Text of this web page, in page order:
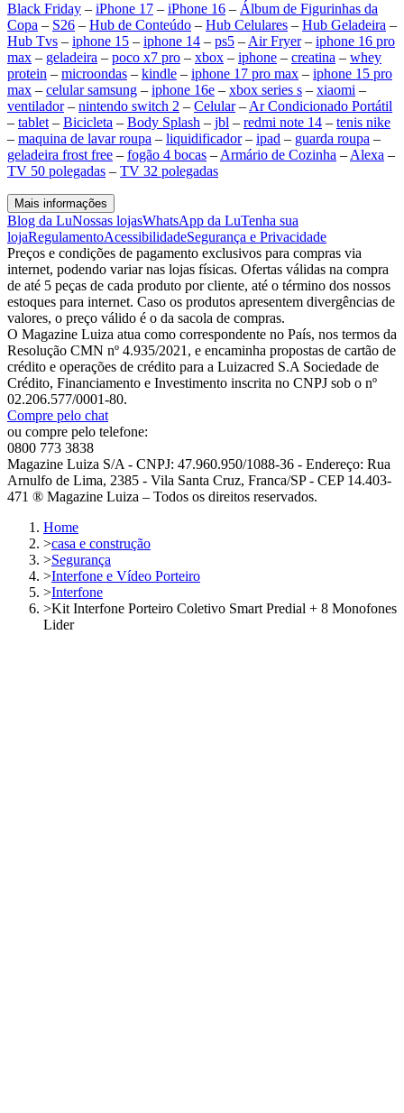
Black Friday – iPhone 17 – iPhone 16 – Álbum de Figurinhas da
Copa – S26 – Hub de Conteúdo – Hub Celulares – Hub Geladeira –
Hub Tvs – iphone 15 – iphone 14 – ps5 – Air Fryer– iphone 16 pro
max – geladeira – poco x7 pro – xbox – iphone – creatina – whey
protein – microondas – kindle – iphone 17 pro max – iphone 15 pro
max – celular samsung – iphone 16e – xbox series s – xiaomi –
ventilador– nintendo switch 2 – Celular– Ar Condicionado Portátil
– tablet – Bicicleta – Body Splash – jbl – redmi note 14 – tenis nike
– maquina de lavar roupa – liquidificador– ipad – guarda roupa –
geladeira frost free – fogão 4 bocas – Armário de Cozinha – Alexa –
TV 50 polegadas – TV 32 polegadas
Mais informações
Blog da LuNossas lojasWhatsApp da LuTenha sua
lojaRegulamentoAcessibilidadeSegurança e Privacidade
Preços e condições de pagamento exclusivos para compras via
internet, podendo variar nas lojas físicas. Ofertas válidas na compra
de até 5 peças de cada produto por cliente, até o término dos nossos
estoques para internet. Caso os produtos apresentem divergências de
valores, o preço válido é o da sacola de compras.
O Magazine Luiza atua como correspondente no País, nos termos da
Resolução CMN nº 4.935/2021, e encaminha propostas de cartão de
crédito e operações de crédito para a Luizacred S.A Sociedade de
Crédito, Financiamento e Investimento inscrita no CNPJ sob o nº
02.206.577/0001-80.
Compre pelo chat
ou compre pelo telefone:
0800 773 3838
Magazine Luiza S/A - CNPJ: 47.960.950/1088-36 - Endereço: Rua
Arnulfo de Lima, 2385 - Vila Santa Cruz, Franca/SP - CEP 14.403-
471 ® Magazine Luiza – Todos os direitos reservados.
Home
>casa e construção
>Segurança
>Interfone e Vídeo Porteiro
>Interfone
>Kit Interfone Porteiro Coletivo Smart Predial + 8 Monofones
Lider